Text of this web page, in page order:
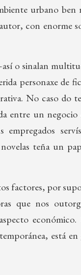
urbano ben
con enorme
o sinalan
personaxe de
No caso do
entre un negocio
teña un
factores, por
que nos
económico.
está en